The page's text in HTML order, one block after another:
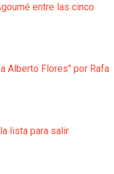
entre las cinco
Alberto Flores" por Rafa
lista para salir